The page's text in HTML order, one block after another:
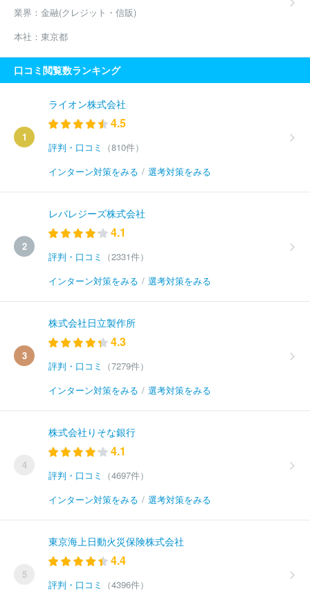
業界： 金融(クレジット・信販)
本社： 東京都
口コミ閲覧数ランキング
1
ライオン株式会社
4.5
評判・口コミ
（810件）
インターン対策をみる / 選考対策をみる
2
レバレジーズ株式会社
4.1
評判・口コミ
（2331件）
インターン対策をみる / 選考対策をみる
3
株式会社日立製作所
4.3
評判・口コミ
（7279件）
インターン対策をみる / 選考対策をみる
4
株式会社りそな銀行
4.1
評判・口コミ
（4697件）
インターン対策をみる / 選考対策をみる
5
東京海上日動火災保険株式会社
4.4
評判・口コミ （4396件）